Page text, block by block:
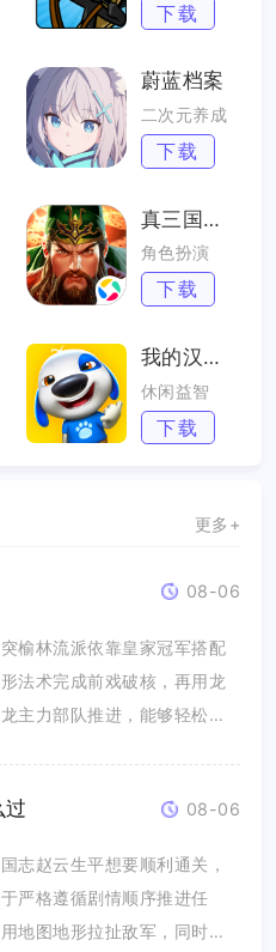
下载
蔚蓝档案
二次元养成
下载
真三国快打
角色扮演
下载
我的汉克狗海岛
休闲益智
下载
更多+
08-06
榆林流派依靠皇家冠军搭配
法术完成前戏破核，再用龙
主力部队推进，能够轻松突
过 08-06
志赵云生平想要顺利通关，
严格遵循剧情顺序推进任
地图地形拉扯敌军，同时提